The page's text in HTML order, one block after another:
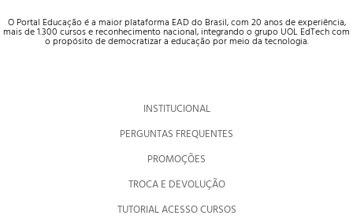
O Portal Educação é a maior plataforma EAD do Brasil, com 20 anos de experiência,
mais de 1.300 cursos e reconhecimento nacional, integrando o grupo UOL EdTech com
o propósito de democratizar a educação por meio da tecnologia.
INSTITUCIONAL
PERGUNTAS FREQUENTES
PROMOÇÕES
TROCA E DEVOLUÇÃO
TUTORIAL ACESSO CURSOS